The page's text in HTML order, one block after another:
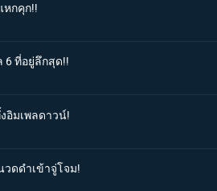
หกคุก!!
6 ที่อยู่ลึกสุด!!
อิมเพลดาวน์!
วดดำเข้าจู่โจม!